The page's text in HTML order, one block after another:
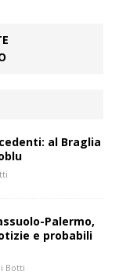
al Braglia
Palermo,
e probabili
Botti